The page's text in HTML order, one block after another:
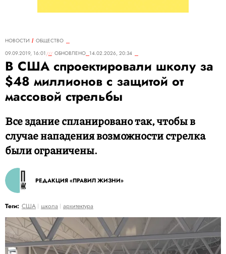
НОВОСТИ
ОБЩЕСТВО
09.09.2019, 16:01
ОБНОВЛЕНО 14.02.2026, 20:34
В США спроектировали школу за
$48 миллионов с защитой от
массовой стрельбы
Все здание спланировано так, чтобы в
случае нападения возможности стрелка
были ограничены.
РЕДАКЦИЯ «ПРАВИЛ ЖИЗНИ»
Теги: США школа архитектура